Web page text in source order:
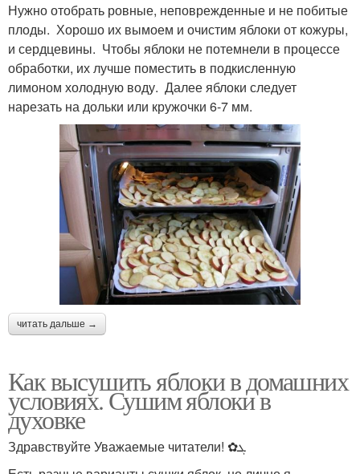
Нужно отобрать ровные, неповрежденные и не побитые
плоды. Хорошо их вымоем и очистим яблоки от кожуры,
и сердцевины. Чтобы яблоки не потемнели в процессе
обработки, их лучше поместить в подкисленную
лимоном холодную воду. Далее яблоки следует
нарезать на дольки или кружочки 6-7 мм.
читать дальше →
Как высушить яблоки в домашних
условиях. Сушим яблоки в
духовке
Здравствуйте Уважаемые читатели! ✿ܓ